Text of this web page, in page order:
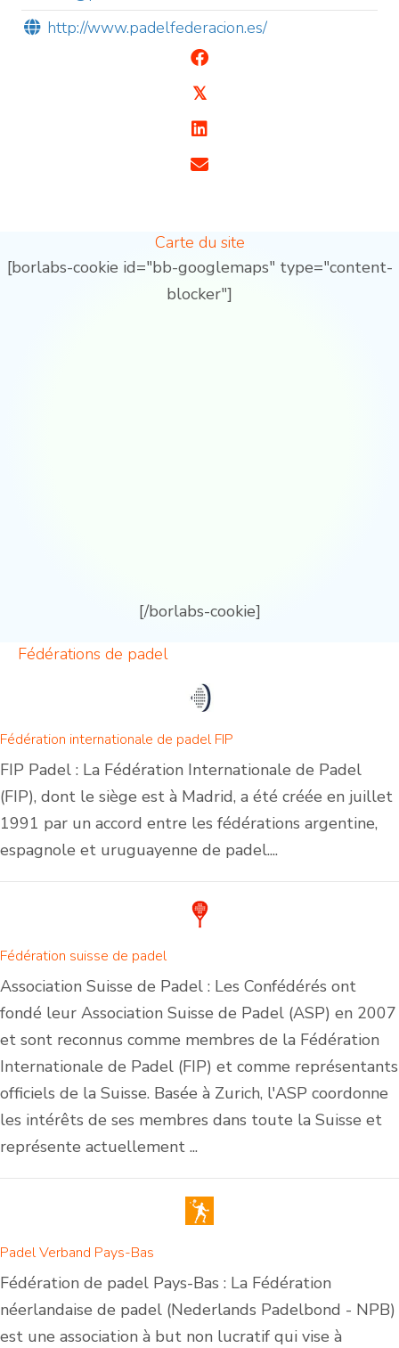
http://www.padelfederacion.es/
𝕏
Carte du site
[borlabs-cookie id="bb-googlemaps" type="content-
blocker"]
[/borlabs-cookie]
Fédérations de padel
Fédération internationale de padel FIP
FIP Padel : La Fédération Internationale de Padel
(FIP), dont le siège est à Madrid, a été créée en juillet
1991 par un accord entre les fédérations argentine,
espagnole et uruguayenne de padel....
Fédération suisse de padel
Association Suisse de Padel : Les Confédérés ont
fondé leur Association Suisse de Padel (ASP) en 2007
et sont reconnus comme membres de la Fédération
Internationale de Padel (FIP) et comme représentants
officiels de la Suisse. Basée à Zurich, l'ASP coordonne
les intérêts de ses membres dans toute la Suisse et
représente actuellement ...
Padel Verband Pays-Bas
Fédération de padel Pays-Bas : La Fédération
néerlandaise de padel (Nederlands Padelbond - NPB)
est une association à but non lucratif qui vise à